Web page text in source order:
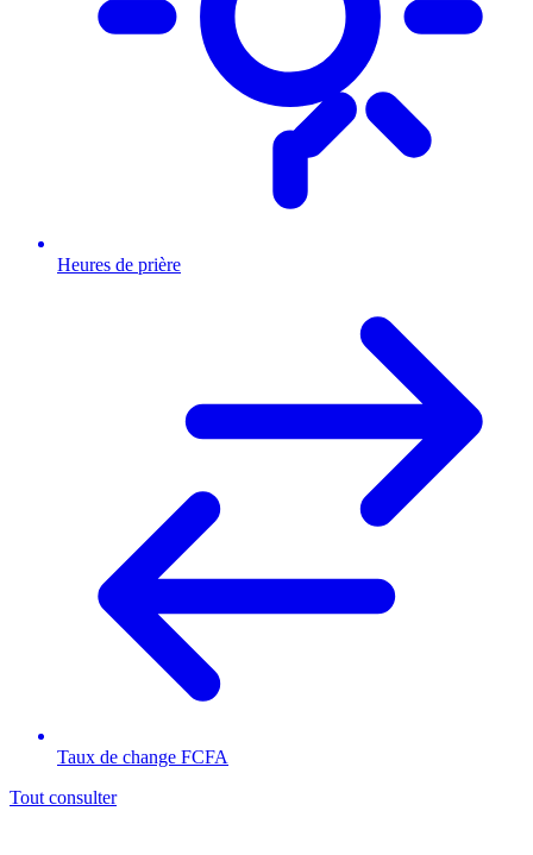
Heures de prière
Taux de change FCFA
Tout consulter